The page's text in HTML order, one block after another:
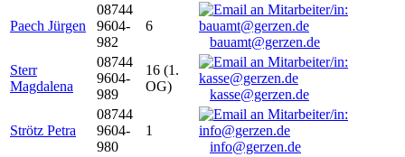
Paech Jürgen
08744
9604-
982
6
bauamt@gerzen.de
Sterr
Magdalena
08744
9604-
989
16 (1.
OG)
kasse@gerzen.de
Strötz Petra
08744
9604-
980
1
info@gerzen.de